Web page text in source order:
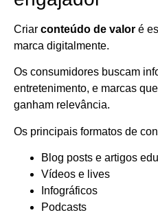
Criar conteúdo de valor é
marca digitalmente.
Os consumidores buscam
entretenimento, e marcas
ganham relevância.
Os principais formatos de
Blog posts e artigos
Vídeos e lives
Infográficos
Podcasts